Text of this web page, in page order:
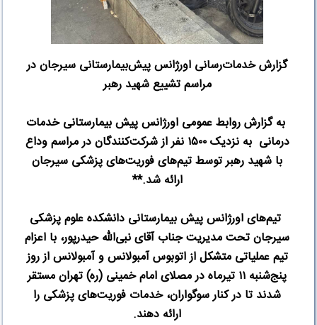
گزارش خدمات‌رسانی اورژانس پیش‌بیمارستانی سیرجان در
مراسم تشییع شهید رهبر
به گزارش روابط عمومی اورژانس پیش بیمارستانی خدمات
درمانی به نزدیک۱۵۰۰ نفر از شرکت‌کنندگان در مراسم وداع
با شهید رهبر توسط تیم‌های فوریت‌های پزشکی سیرجان
ارائه شد.**
تیم‌های اورژانس پیش بیمارستانی دانشکده علوم پزشکی
سیرجان تحت مدیریت جناب آقای نبی‌الله حیدرپور، با اعزام
تیم عملیاتی متشکل از اتوبوس آمبولانس و آمبولانس از روز
پنج‌شنبه ۱۱ تیرماه در مصلای امام خمینی (ره) تهران مستقر
شدند تا در کنار سوگواران، خدمات فوریت‌های پزشکی را
ارائه دهند.